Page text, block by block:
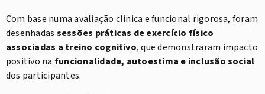
Com base numa avaliação clínica e funcional rigorosa, foram
desenhadas sessões práticas de exercício físico
associadas a treino cognitivo, que demonstraram impacto
positivo na funcionalidade, autoestima e inclusão social
dos participantes.